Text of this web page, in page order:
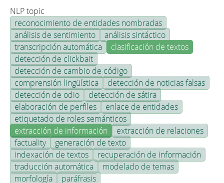
NLP topic
reconocimiento de entidades nombradas
análisis de sentimiento
análisis sintáctico
transcripción automática
clasificación de textos
detección de clickbait
detección de cambio de código
comprensión lingüística
detección de noticias falsas
detección de odio
detección de sátira
elaboración de perfiles
enlace de entidades
etiquetado de roles semánticos
extracción de información
extracción de relaciones
factuality
generación de texto
indexación de textos
recuperación de información
traducción automática
modelado de temas
morfología
paráfrasis